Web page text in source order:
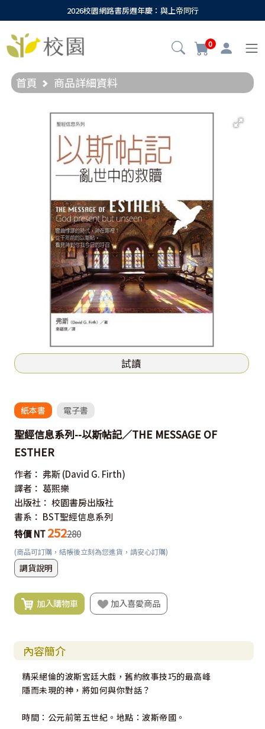
2026校園網路書房週年慶：與上帝同行
0
首頁 商品詳細資料
試讀
紙本書 電子書
聖經信息系列--以斯帖記／THE MESSAGE OF
ESTHER
作者： 弗斯 (David G. Firth)
譯者： 葛熙樂
出版社： 校園書房出版社
書系： BST聖經信息系列
特價 NT 252280
(商品可訂購，結帳後立刻為您進貨，請安心訂購)
調貨說明
加入購物車 加入喜愛商品
內容簡介
精采絕倫的波斯宮廷大戲，舊約敘事技巧的最高峰
隱而未現的神，將如何與你對話？
時間：公元前第五世紀。地點：波斯帝國。